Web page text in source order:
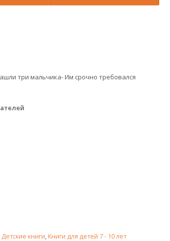
три мальчика- Им срочно требовался
Детские книги,Книги для детей 7 - 10 лет